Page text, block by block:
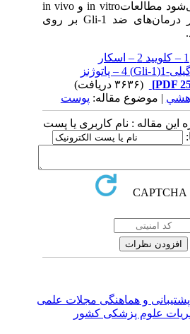
برای بررسی اثر درمان‌های ضد Gli-1‌ بر روی
1 – کلویید 2 – اسکار
| موضوع مقاله:پوست
این مقاله : نام کاربری یا پست
و هماهنگی مجلات علمی
علوم پزشکی کشور